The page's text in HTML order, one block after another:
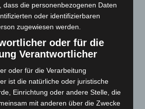
dass die personenbezogenen Daten
oder identifizierbaren
zugewiesen werden.
oder für die
Verantwortlicher
oder für die Verarbeitung
ist die natürliche oder juristische
Einrichtung oder andere Stelle, die
mit anderen über die Zwecke